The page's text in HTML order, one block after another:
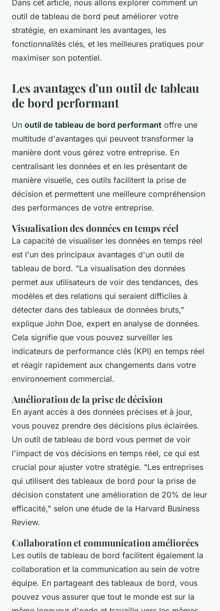
Dans cet article, nous allons explorer comment un
outil de tableau de bord peut améliorer votre
stratégie, en examinant les avantages, les
fonctionnalités clés, et les meilleures pratiques pour
maximiser son potentiel.
Les avantages d'un outil de tableau
de bord performant
Un outil de tableau de bord performant offre une
multitude d'avantages qui peuvent transformer la
manière dont vous gérez votre entreprise. En
centralisant les données et en les présentant de
manière visuelle, ces outils facilitent la prise de
décision et permettent une meilleure compréhension
des performances de votre entreprise.
Visualisation des données en temps réel
La capacité de visualiser les données en temps réel
est l'un des principaux avantages d'un outil de
tableau de bord. "La visualisation des données
permet aux utilisateurs de voir des tendances, des
modèles et des relations qui seraient difficiles à
détecter dans des tableaux de données bruts,"
explique John Doe, expert en analyse de données.
Cela signifie que vous pouvez surveiller les
indicateurs de performance clés (KPI) en temps réel
et réagir rapidement aux changements dans votre
environnement commercial.
Amélioration de la prise de décision
En ayant accès à des données précises et à jour,
vous pouvez prendre des décisions plus éclairées.
Un outil de tableau de bord vous permet de voir
l'impact de vos décisions en temps réel, ce qui est
crucial pour ajuster votre stratégie. "Les entreprises
qui utilisent des tableaux de bord pour la prise de
décision constatent une amélioration de 20% de leur
efficacité," selon une étude de la Harvard Business
Review.
Collaboration et communication améliorées
Les outils de tableau de bord facilitent également la
collaboration et la communication au sein de votre
équipe. En partageant des tableaux de bord, vous
pouvez vous assurer que tout le monde est sur la